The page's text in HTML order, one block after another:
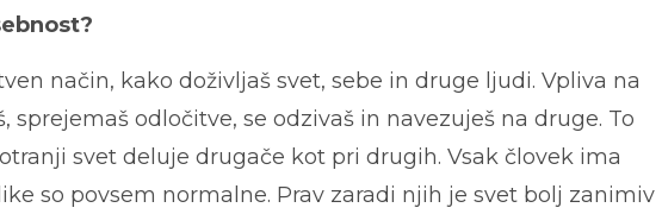
način, kako doživljaš svet, sebe in druge ljudi. Vpliva na
sprejemaš odločitve, se odzivaš in navezuješ na druge. To
svet deluje drugače kot pri drugih. Vsak človek ima
so povsem normalne. Prav zaradi njih je svet bolj zanimiv